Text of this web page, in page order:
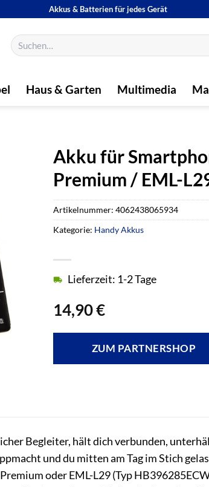
Akkus & Batterien für jedes Gerät
Suchen
nach:
Haus & Garten Multimedia
Akku für
Premium / EML-
14,90€
Lieferzeit: 1-2 Tage
ZUM PARTNERSHOP
Artikelnummer:4062438065934
Kategorie: Handy Akkus
Begleiter, hält dich verbunden,
und du mitten am Tag im Stich
oder EML-L29 (Typ